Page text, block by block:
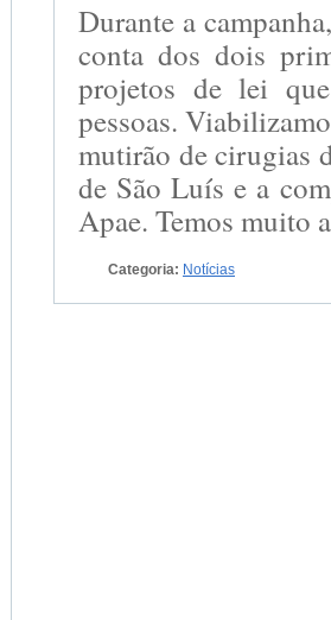
Durante a
conta dos dois
projetos de lei
pessoas.
mutirão de cirugias
de São Luís e a
Apae. Temos muito
Categoria: Notícias